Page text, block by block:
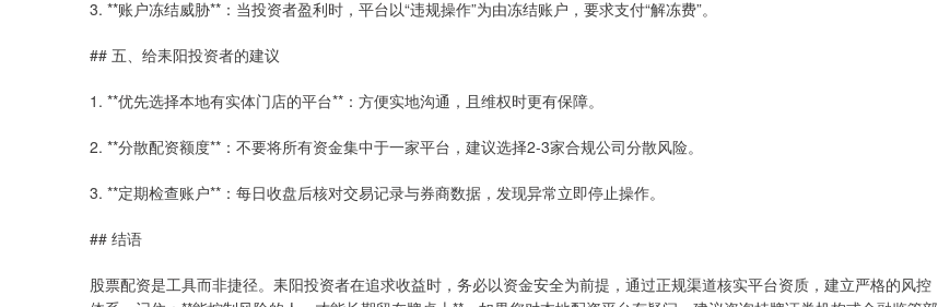
3. **账户冻结威胁**：当投资者盈利时，平台以“违规操作”为由冻结账户，要求支付“解冻费”。
## 五、给耒阳投资者的建议
1. **优先选择本地有实体门店的平台**：方便实地沟通，且维权时更有保障。
2. **分散配资额度**：不要将所有资金集中于一家平台，建议选择2-3家合规公司分散风险。
3. **定期检查账户**：每日收盘后核对交易记录与券商数据，发现异常立即停止操作。
## 结语
股票配资是工具而非捷径。耒阳投资者在追求收益时，务必以资金安全为前提，通过正规渠道核实平台资质，建立严格的风控